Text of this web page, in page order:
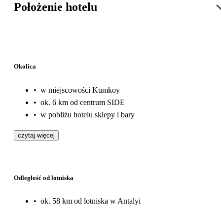
Położenie hotelu
Okolica
• w miejscowości Kumkoy
• ok. 6 km od centrum SIDE
• w pobliżu hotelu sklepy i bary
czytaj więcej
Odległość od lotniska
• ok. 58 km od lotniska w Antalyi